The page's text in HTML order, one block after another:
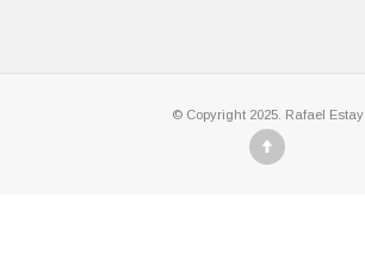
© Copyright 2025. Rafael Estay